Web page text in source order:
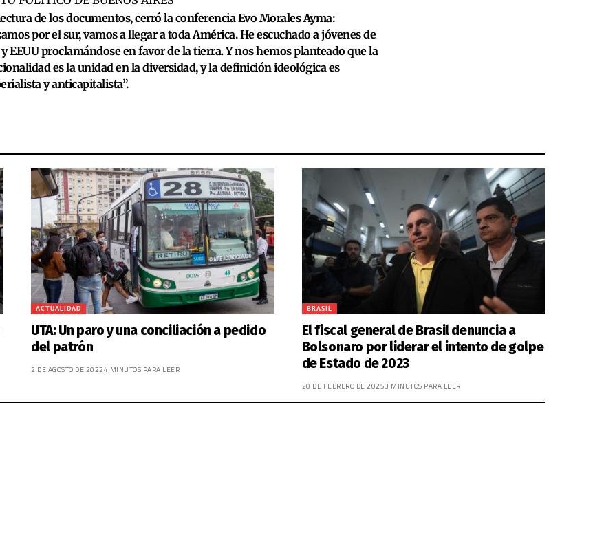
de los documentos, cerró la conferencia Evo Morales Ayma:
por el sur, vamos a llegar a toda América. He escuchado a jóvenes de
EEUU proclamándose en favor de la tierra. Y nos hemos planteado que la
es la unidad en la diversidad, y la definición ideológica es
y anticapitalista”.
ACTUALIDAD
UTA: Un paro y una conciliación a pedido
del patrón
2 DE AGOSTO DE 20224 MINUTOS PARA LEER
BRASIL
El fiscal general de Brasil denuncia a
Bolsonaro por liderar el intento de golpe
de Estado de 2023
20 DE FEBRERO DE 20253 MINUTOS PARA LEER